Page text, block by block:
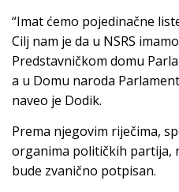
“Imat ćemo pojedinačne
Cilj nam je da u NSRS
Predstavničkom domu
a u Domu naroda
naveo je Dodik.
Prema njegovim riječima,
organima političkih partija,
bude zvanično potpisan.